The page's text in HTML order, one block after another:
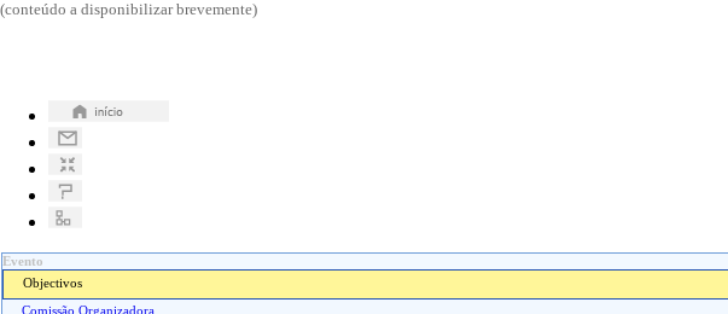
(conteúdo a disponibilizar brevemente)
Evento
Objectivos
Comissão Organizadora